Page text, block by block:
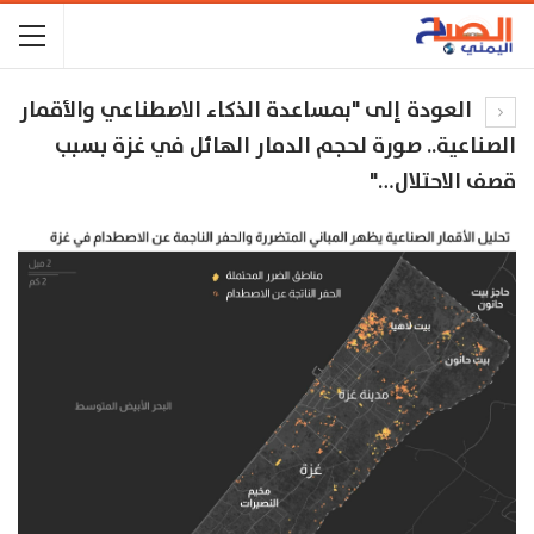
العودة إلى "بمساعدة الذكاء الاصطناعي والأقمار
الصناعية.. صورة لحجم الدمار الهائل في غزة بسبب
قصف الاحتلال…"